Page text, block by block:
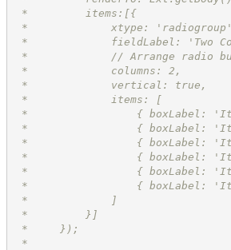
*         items:[{
*             xtype:
*             fieldLabel: 'Two
*             // Arrange
*             columns: 2,
*             vertical: true,
*             items: [
*                 {
*                 {
*                 {
*                 {
*                 {
*                 { boxLabel:
*             ]
*         }]
*     });
*